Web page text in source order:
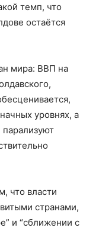
темп, что
остаётся
мира: ВВП на
уровнях, а
что власти
странами,
и “сближении с